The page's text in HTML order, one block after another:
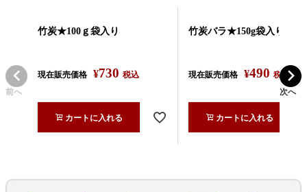
前へ
竹炭★100ｇ袋入り
現在販売価格 ¥730 税込
カートに入れる
竹炭バラ★150g袋入り
現在販売価格 ¥490 税込
カートに入れる
次へ